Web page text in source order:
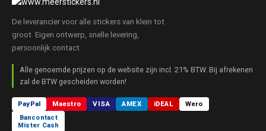
De leverancier voor alle stickers van klein tot
groot. Eigen ontwerp, snelle levering,
persoonlijk contact.
Alle genoemde prijzen op de website zijn incl. 21% BTW. Bij afrekenen
zal de BTW gescheiden worden!
PayPal Maestro VISA AMEX iDEAL Wero
Bancontact
Mister Cash